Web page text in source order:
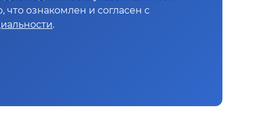
ознакомлен и согласен с
.